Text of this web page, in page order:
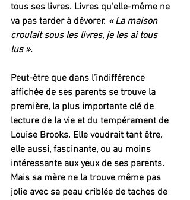
tous ses livres. Livres qu’elle-même ne
va pas tarder à dévorer. « La maison
croulait sous les livres, je les ai tous
lus ».
Peut-être que dans l’indifférence
affichée de ses parents se trouve la
première, la plus importante clé de
lecture de la vie et du tempérament de
Louise Brooks. Elle voudrait tant être,
elle aussi, fascinante, ou au moins
intéressante aux yeux de ses parents.
Mais sa mère ne la trouve même pas
jolie avec sa peau criblée de taches de